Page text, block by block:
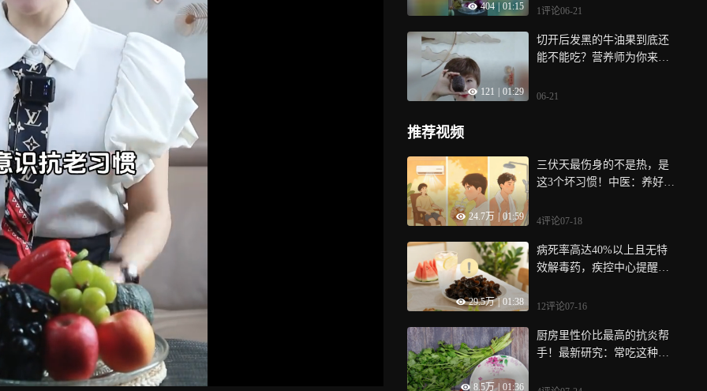
404 01:15 1评论06-21
121 01:29
切开后发黑的牛油果到底还
能不能吃？营养师为你来揭
06-21
推荐视频
24.7万 01:59
三伏天最伤身的不是热，是
这3个坏习惯！中医：养好这
4评论07-18
29.5万 | 01:38
病死率高达40%以上且无特
效解毒药，疾控中心提醒：
放久
12评论07-16
8.5万 01:36
厨房里性价比最高的抗炎帮
手！最新研究：常吃这种菜
这几类人要慎吃